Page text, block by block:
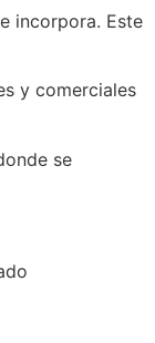
incorpora. Este
y comerciales
se